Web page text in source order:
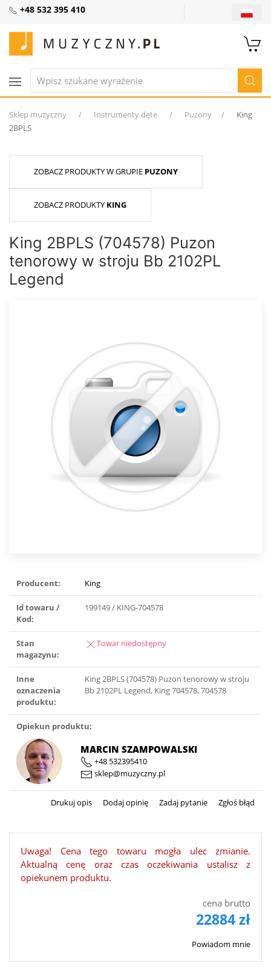
+48 532 395 410
Sklep muzyczny Instrumenty dęte Puzony
King
2BPLS
ZOBACZ PRODUKTY W GRUPIE PUZONY
ZOBACZ PRODUKTY KING
King 2BPLS (704578) Puzon
tenorowy w stroju Bb 2102PL
Legend
Producent: King
Id towaru /
Kod:
199149 / KING-704578
Stan
magazynu:
Towar niedostępny
Inne
oznaczenia
produktu:
King 2BPLS (704578) Puzon tenorowy w stroju
Bb 2102PL Legend, King 704578, 704578
Opiekun produktu:
MARCIN SZAMPOWALSKI
+48 532395410
sklep@muzyczny.pl
Drukuj opis Dodaj opinię Zadaj pytanie Zgłoś błąd
Uwaga! Cena tego towaru mogła ulec zmianie.
Aktualną cenę oraz czas oczekiwania ustalisz z
opiekunem produktu.
cena brutto
22884 zł
Powiadom mnie